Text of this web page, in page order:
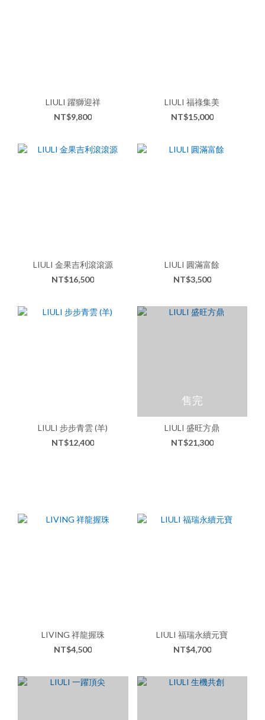
LIULI 躍獅迎祥
NT$9,800
LIULI 福祿集美
NT$15,000
LIULI 金果吉利滾滾源
NT$16,500
LIULI 圓滿富餘
NT$3,500
LIULI 步步青雲 (羊)
NT$12,400
售完
LIULI 盛旺方鼎
NT$21,300
LIVING 祥龍握珠
NT$4,500
LIULI 福瑞永續元寶
NT$4,700